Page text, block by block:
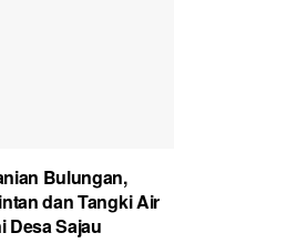
Bulungan,
dan Tangki Air
Desa Sajau